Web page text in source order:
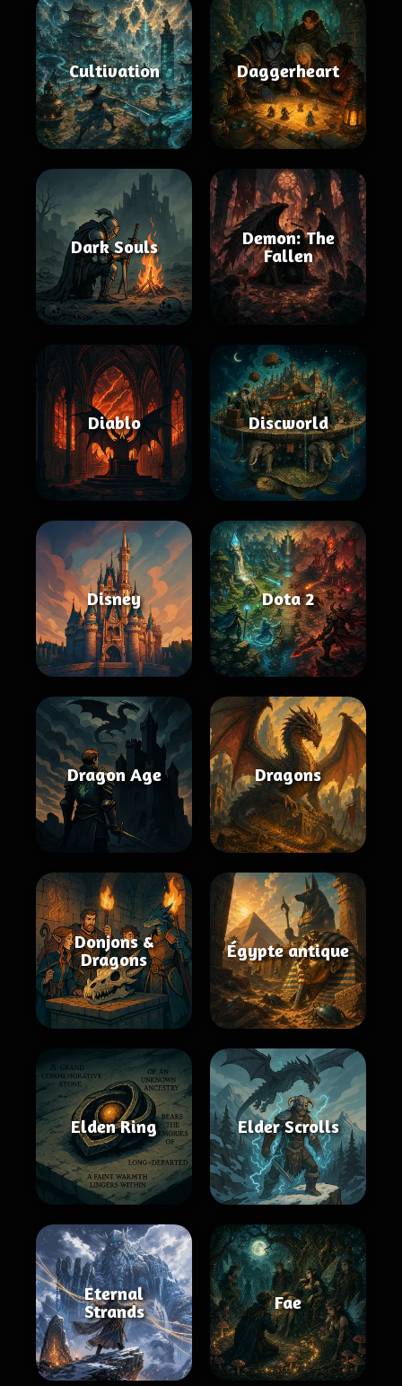
Cultivation Daggerheart
Dark Souls
Demon: The
Fallen
Diablo Discworld
Disney Dota 2
Dragon Age Dragons
Donjons &
Dragons
Égypte antique
Elden Ring Elder Scrolls
Eternal
Strands
Fae